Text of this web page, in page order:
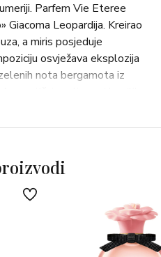
Parfem Vie Eteree
Giacoma Leopardija. Kreirao
a miris posjeduje
osvježava eksplozija
nota bergamota iz
podtonovi bosiljka
akordu vibrantan i
putovanje koje poziva